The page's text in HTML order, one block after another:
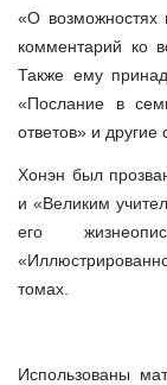
«О возможностях
комментарий ко
Также ему
«Послание в
ответов» и другие
Хонэн был
и «Великим
его
томах.
Использованы